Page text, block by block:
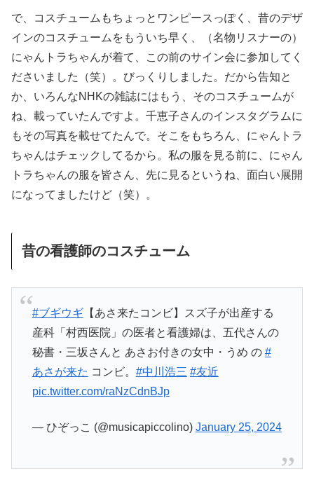
で、コスチュームもちょっとワンピースっぽく、昔のデザ
インのコスチュームをもういち早く、（名物リスナーの）
にゃんトラちゃんが着て、この前のサイン会に参加してく
ださいました（笑）。びっくりしました。だから告知と
か、いろんなNHKの雑誌にはもう、そのコスチュームが
ね、載っていたんですよ。千恵子さんのインスタグラムに
もその写真を載せてたんで。そこをもちろん、にゃんトラ
ちゃんはチェックしてるから。私の服を見る前に、にゃん
トラちゃんの服を皆さん、先に見るというね、面白い展開
になってましたけど（笑）。
昔の看護師のコスチューム
#ブギウギ【あさ来たコンビ】スズ子が出産する
産科「村西医院」の医者と看護婦は、五代さんの
秘書・三坂さんと あさお付きの女中・うめ の #
あさが来た コンビ。 #中川浩三 #友近
pic.twitter.com/raNzCdnBJp
— ひぞっこ (@musicapiccolino) January 25, 2024